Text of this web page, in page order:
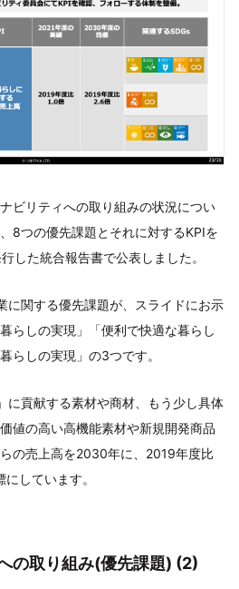
ビリティへの取り組みの状況につい
8つの優先課題とそれに対するKPIを
した統合報告書で公表しました。
に関する優先課題が、スライドにお示
らしの実現」「便利で快適な暮らし
らしの実現」の3つです。
に貢献する素材や商材、もう少し具体
値の高い高機能素材や新規開発商品
の売上高を2030年に、2019年度比
しています。
の取り組み(優先課題) (2)